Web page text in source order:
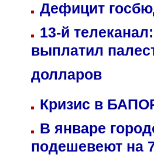
Дефицит
13-й
выплатил
долларов
Кризис в
В январе
подешевеют на